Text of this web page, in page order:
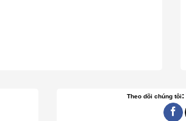
Theo dõi chúng tôi: